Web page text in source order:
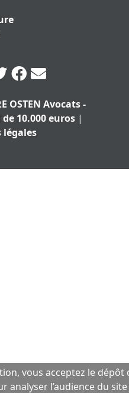
OSTEN Avocats -
10.000 euros |
légales
vous acceptez le dépôt
analyser l’audience du site